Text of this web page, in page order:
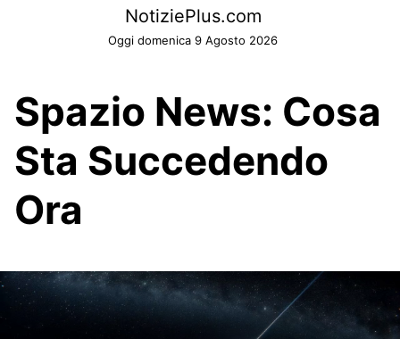
NotiziePlus.com
Oggi domenica 9 Agosto 2026
Spazio News: Cosa
Sta Succedendo
Ora